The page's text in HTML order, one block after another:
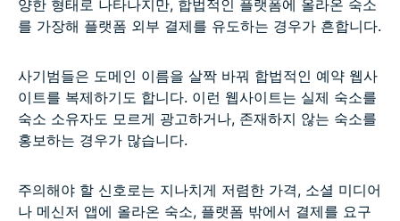
양한 형태로 나타나지만, 합법적인 플랫폼에 올라온 숙소
를 가장해 플랫폼 외부 결제를 유도하는 경우가 흔합니다.
사기범들은 도메인 이름을 살짝 바꿔 합법적인 예약 웹사
이트를 복제하기도 합니다. 이런 웹사이트는 실제 숙소를
숙소 소유자도 모르게 광고하거나, 존재하지 않는 숙소를
홍보하는 경우가 많습니다.
주의해야 할 신호로는 지나치게 저렴한 가격, 소셜 미디어
나 메신저 앱에 올라온 숙소, 플랫폼 밖에서 결제를 요구